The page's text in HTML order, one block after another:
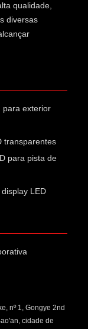
qualidade,
diversas
para exterior
transparentes
para pista de
LED
nº 1, Gongye 2nd
cidade de